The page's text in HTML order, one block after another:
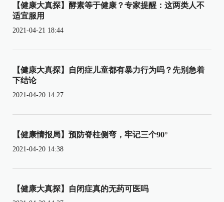
【健康大真探】酵素等于健康？专家提醒：这两类人不
适宜服用
2021-04-21 18:44
【健康大真探】自闭症儿童都有暴力行为吗？先别急着
下结论
2021-04-20 14:27
【健康情报局】预防脊柱侧弯，牢记三个90°
2021-04-20 14:38
【健康大真探】自闭症真的无药可医吗